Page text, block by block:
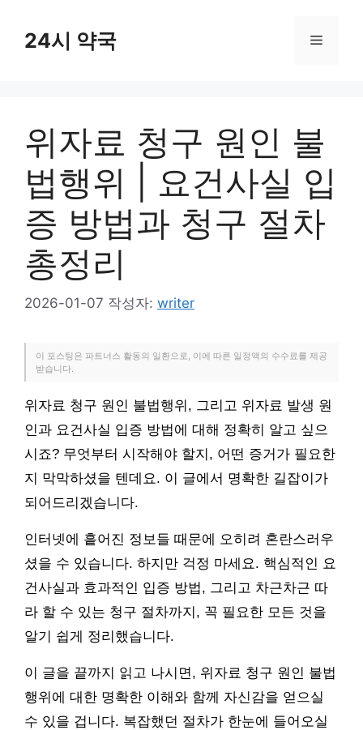
24시 약국 메
위자료 청구 원인 불
법행위 | 요건사실 입
증 방법과 청구 절차
총정리
2026-01-07 작성자: writer
이 포스팅은 파트너스 활동의 일환으로, 이에 따른 일정액의 수수료를 제공
받습니다.
위자료 청구 원인 불법행위, 그리고 위자료 발생 원
인과 요건사실 입증 방법에 대해 정확히 알고 싶으
시죠? 무엇부터 시작해야 할지, 어떤 증거가 필요한
지 막막하셨을 텐데요. 이 글에서 명확한 길잡이가
되어드리겠습니다.
인터넷에 흩어진 정보들 때문에 오히려 혼란스러우
셨을 수 있습니다. 하지만 걱정 마세요. 핵심적인 요
건사실과 효과적인 입증 방법, 그리고 차근차근 따
라 할 수 있는 청구 절차까지, 꼭 필요한 모든 것을
알기 쉽게 정리했습니다.
이 글을 끝까지 읽고 나시면, 위자료 청구 원인 불법
행위에 대한 명확한 이해와 함께 자신감을 얻으실
수 있을 겁니다. 복잡했던 절차가 한눈에 들어오실